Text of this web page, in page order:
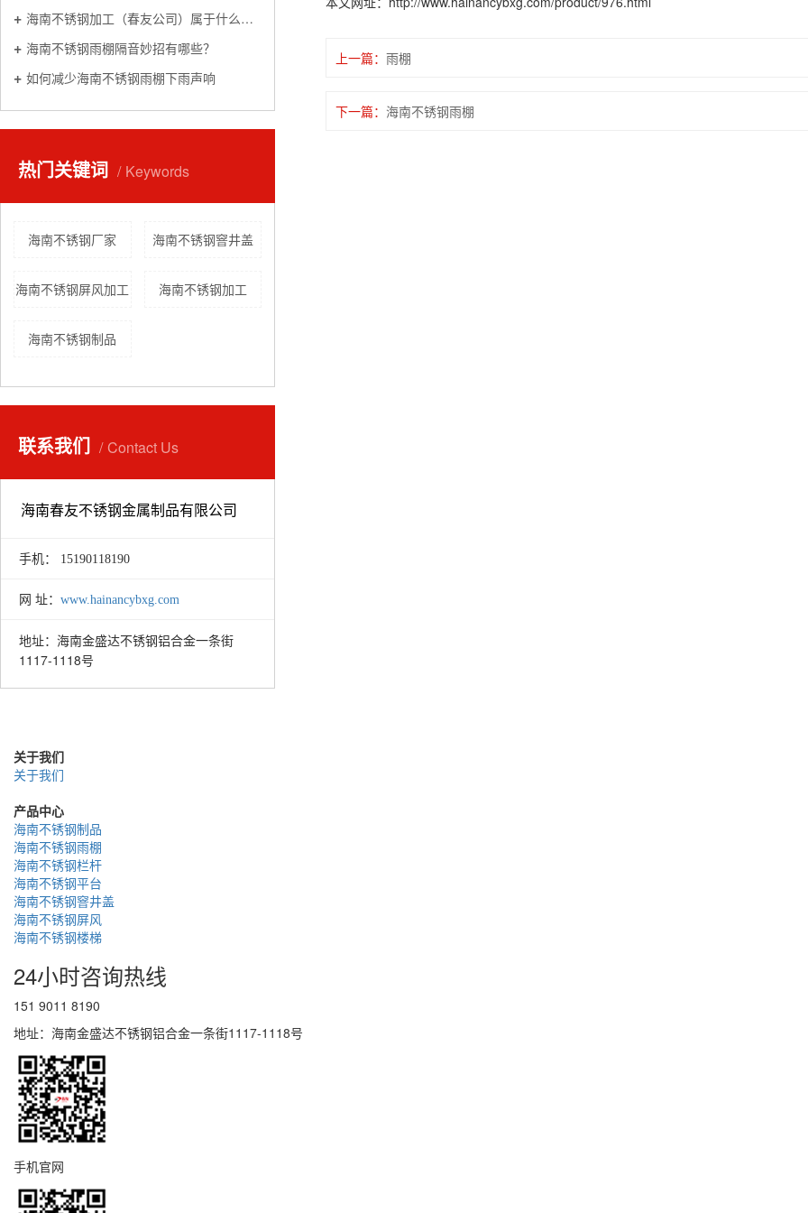
海南不锈钢加工（春友公司）属于什么行业
海南不锈钢雨棚隔音妙招有哪些？
如何减少海南不锈钢雨棚下雨声响
热门关键词 Keywords
海南不锈钢厂家 海南不锈钢窨井盖
海南不锈钢屏风加工 海南不锈钢加工
海南不锈钢制品
联系我们 Contact Us
海南春友不锈钢金属制品有限公司
手机： 15190118190
网 址： www.hainancybxg.com
地址： 海南金盛达不锈钢铝合金一条街
1117-1118号
上一篇： 雨棚
下一篇： 海南不锈钢雨棚
关于我们
关于我们
产品中心
海南不锈钢制品
海南不锈钢雨棚
海南不锈钢栏杆
海南不锈钢平台
海南不锈钢窨井盖
海南不锈钢屏风
海南不锈钢楼梯
24小时咨询热线
151 9011 8190
地址：海南金盛达不锈钢铝合金一条街1117-1118号
手机官网